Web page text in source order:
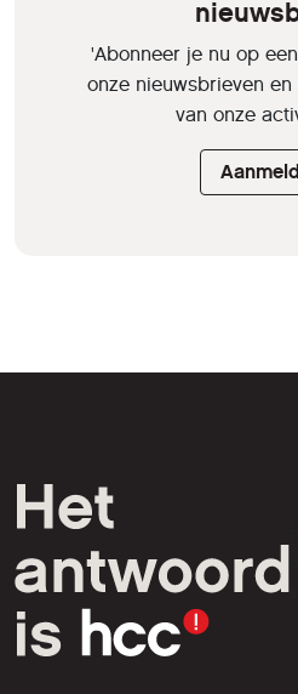
'Abonneer je nu op
onze nieuwsbrieven
van onze